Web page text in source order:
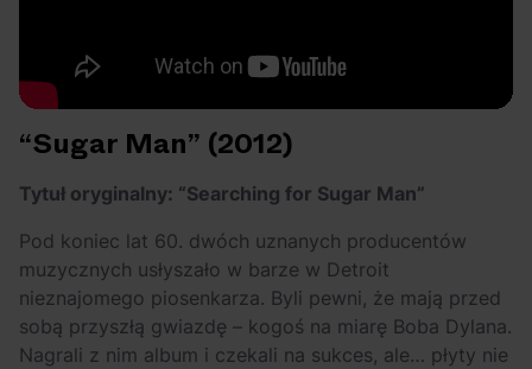
“Sugar Man” (2012)
Tytuł oryginalny: “Searching for Sugar Man”
Pod koniec lat 60. dwóch uznanych producentów
muzycznych usłyszało w barze w Detroit
nieznajomego piosenkarza. Byli pewni, że mają przed
sobą przyszłą gwiazdę – kogoś na miarę Boba Dylana.
Nagrali z nim album i czekali na sukces, ale… płyty nie